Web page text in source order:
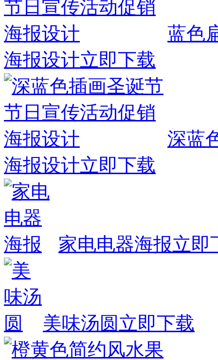
蓝色
海报设计立即下载
深蓝
海报设计立即下载
家电电器海报立即
美味汤圆立即下载